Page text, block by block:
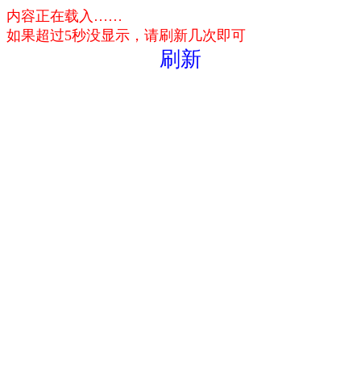
内容正在载入……
如果超过5秒没显示，请刷新几次即可
刷新